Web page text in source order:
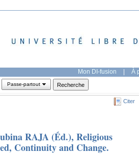
Mon DI-fusion | À
Passe-partout
Citer
RAJA (Éd.), Religious
Continuity and Change.